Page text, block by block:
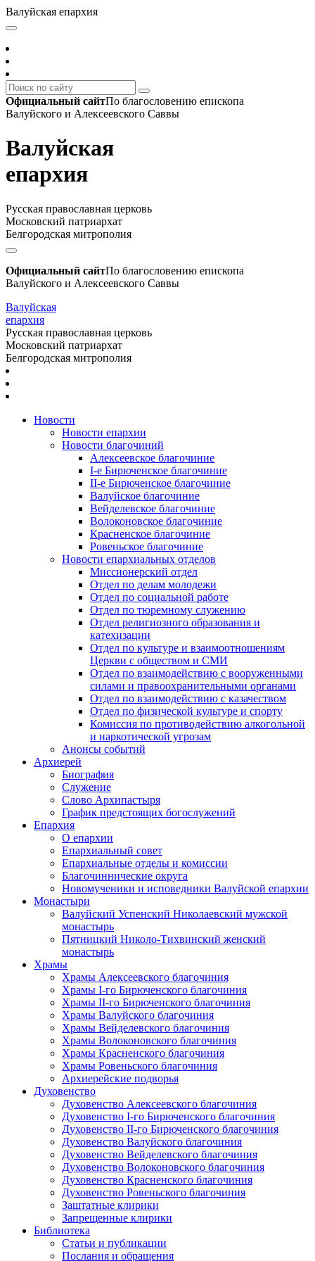
Валуйская епархия
Официальный сайтПо благословению епископа
Валуйского и Алексеевского Саввы
Валуйская
епархия
Русская православная церковь
Московский патриархат
Белгородская митрополия
Официальный сайтПо благословению епископа
Валуйского и Алексеевского Саввы
Валуйская
епархия
Русская православная церковь
Московский патриархат
Белгородская митрополия
Новости
Новости епархии
Новости благочиний
Алексеевское благочиние
I-е Бирюченское благочиние
II-е Бирюченское благочиние
Валуйское благочиние
Вейделевское благочиние
Волоконовское благочиние
Красненское благочиние
Ровеньское благочиние
Новости епархиальных отделов
Миссионерский отдел
Отдел по делам молодежи
Отдел по социальной работе
Отдел по тюремному служению
Отдел религиозного образования и
катехизации
Отдел по культуре и взаимоотношениям
Церкви с обществом и СМИ
Отдел по взаимодействию с вооруженными
силами и правоохранительными органами
Отдел по взаимодействию с казачеством
Отдел по физической культуре и спорту
Комиссия по противодействию алкогольной
и наркотической угрозам
Анонсы событий
Архиерей
Биография
Служение
Слово Архипастыря
График предстоящих богослужений
Епархия
О епархии
Епархиальный совет
Епархиальные отделы и комиссии
Благочиннические округа
Новомученики и исповедники Валуйской епархии
Монастыри
Валуйский Успенский Николаевский мужской
монастырь
Пятницкий Николо-Тихвинский женский
монастырь
Храмы
Храмы Алексеевского благочиния
Храмы I-го Бирюченского благочиния
Храмы II-го Бирюченского благочиния
Храмы Валуйского благочиния
Храмы Вейделевского благочиния
Храмы Волоконовского благочиния
Храмы Красненского благочиния
Храмы Ровеньского благочиния
Архиерейские подворья
Духовенство
Духовенство Алексеевского благочиния
Духовенство I-го Бирюченского благочиния
Духовенство II-го Бирюченского благочиния
Духовенство Валуйского благочиния
Духовенство Вейделевского благочиния
Духовенство Волоконовского благочиния
Духовенство Красненского благочиния
Духовенство Ровеньского благочиния
Заштатные клирики
Запрещенные клирики
Библиотека
Статьи и публикации
Послания и обращения